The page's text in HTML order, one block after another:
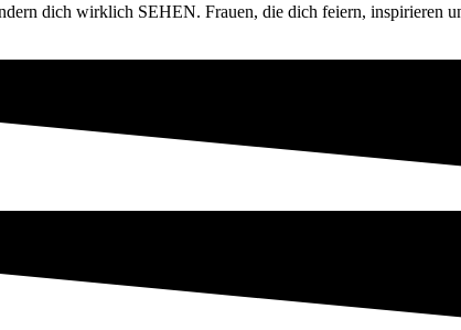
dich wirklich SEHEN. Frauen, die dich feiern, inspirieren